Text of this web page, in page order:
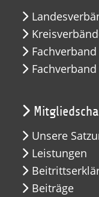
Unsere
Leistungen
Beiträge